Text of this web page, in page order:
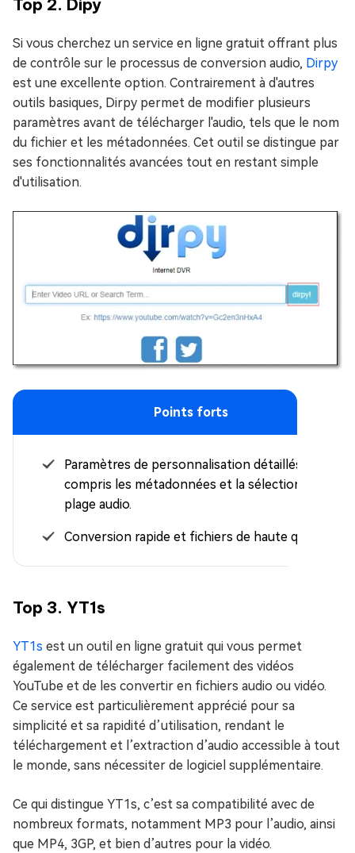
Top 2. Dipy
Si vous cherchez un service en ligne gratuit offrant plus
de contrôle sur le processus de conversion audio, Dirpy
est une excellente option. Contrairement à d'autres
outils basiques, Dirpy permet de modifier plusieurs
paramètres avant de télécharger l'audio, tels que le nom
du fichier et les métadonnées. Cet outil se distingue par
ses fonctionnalités avancées tout en restant simple
d'utilisation.
Points forts
Paramètres de personnalisation détaillés, y
compris les métadonnées et la sélection de
plage audio.
Conversion rapide et fichiers de haute qualité.
Top 3. YT1s
YT1s est un outil en ligne gratuit qui vous permet
également de télécharger facilement des vidéos
YouTube et de les convertir en fichiers audio ou vidéo.
Ce service est particulièrement apprécié pour sa
simplicité et sa rapidité d’utilisation, rendant le
téléchargement et l’extraction d’audio accessible à tout
le monde, sans nécessiter de logiciel supplémentaire.
Ce qui distingue YT1s, c’est sa compatibilité avec de
nombreux formats, notamment MP3 pour l’audio, ainsi
que MP4, 3GP, et bien d’autres pour la vidéo.